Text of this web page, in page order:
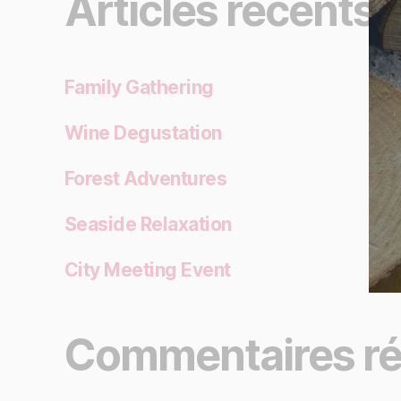
Articles récents
Family Gathering
Wine Degustation
Forest Adventures
Seaside Relaxation
City Meeting Event
Commentaires